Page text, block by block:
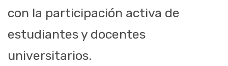
con la participación activa de
estudiantes y docentes
universitarios.